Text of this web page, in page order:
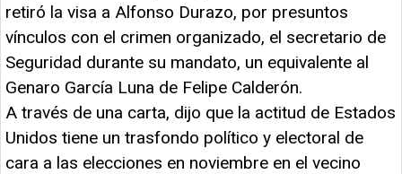
retiró la visa a Alfonso Durazo, por presuntos
vínculos con el crimen organizado, el secretario de
Seguridad durante su mandato, un equivalente al
Genaro García Luna de Felipe Calderón.
A través de una carta, dijo que la actitud de Estados
Unidos tiene un trasfondo político y electoral de
cara a las elecciones en noviembre en el vecino